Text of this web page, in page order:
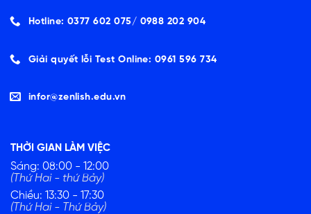
Hotline: 0377 602 075/ ‭0988 202 904‬
Giải quyết lỗi Test Online: 0961 596 734
infor@zenlish.edu.vn
THỜI GIAN LÀM VIỆC
Sáng: 08:00 - 12:00
(Thứ Hai - thứ Bảy)
Chiều: 13:30 - 17:30
(Thứ Hai - Thứ Bảy)